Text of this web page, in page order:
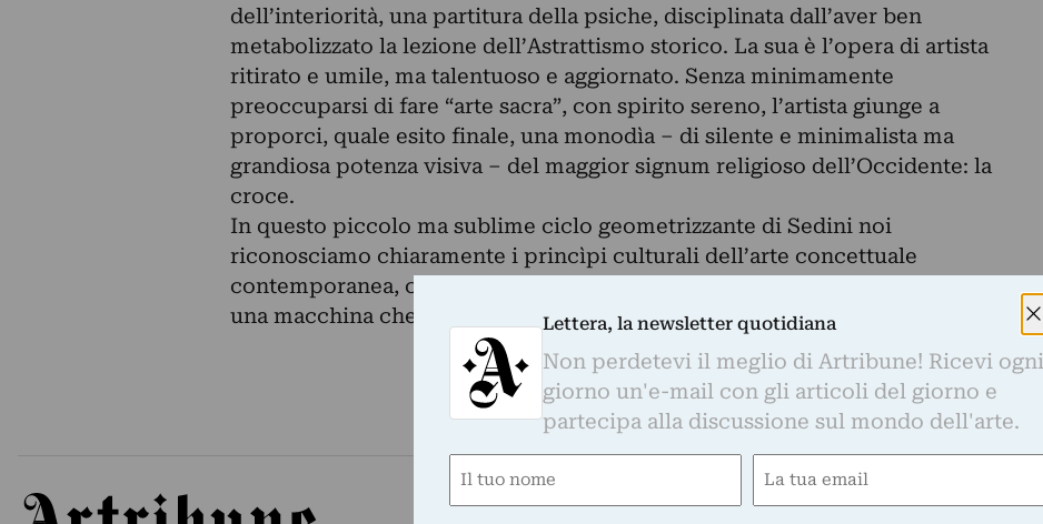
dell’interiorità, una partitura della psiche, disciplinata dall’aver ben
metabolizzato la lezione dell’Astrattismo storico. La sua è l’opera di artista
ritirato e umile, ma talentuoso e aggiornato. Senza minimamente
preoccuparsi di fare “arte sacra”, con spirito sereno, l’artista giunge a
proporci, quale esito finale, una monodìa – di silente e minimalista ma
grandiosa potenza visiva – del maggior signum religioso dell’Occidente: la
croce.
In questo piccolo ma sublime ciclo geometrizzante di Sedini noi
riconosciamo chiaramente i princìpi culturali dell’arte concettuale
contemporanea, così come la definì Sol LeWitt nel 1967: “l’idea diventa
una macchina che crea arte”. Domenico Montalto
Artribune
Lettera, la newsletter quotidiana
Non perdetevi il meglio di Artribune! Ricevi ogni
giorno un'e-mail con gli articoli del giorno e
partecipa alla discussione sul mondo dell'arte.
Nome
Email